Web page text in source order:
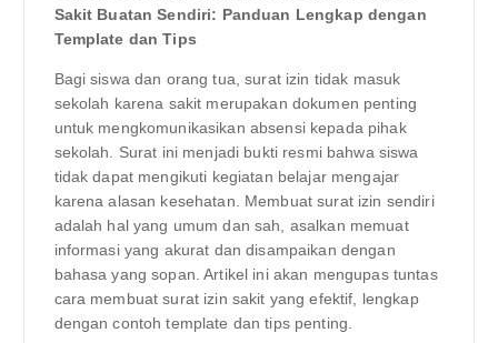
Sakit Buatan Sendiri: Panduan Lengkap dengan
Template dan Tips
Bagi siswa dan orang tua, surat izin tidak masuk
sekolah karena sakit merupakan dokumen penting
untuk mengkomunikasikan absensi kepada pihak
sekolah. Surat ini menjadi bukti resmi bahwa siswa
tidak dapat mengikuti kegiatan belajar mengajar
karena alasan kesehatan. Membuat surat izin sendiri
adalah hal yang umum dan sah, asalkan memuat
informasi yang akurat dan disampaikan dengan
bahasa yang sopan. Artikel ini akan mengupas tuntas
cara membuat surat izin sakit yang efektif, lengkap
dengan contoh template dan tips penting.